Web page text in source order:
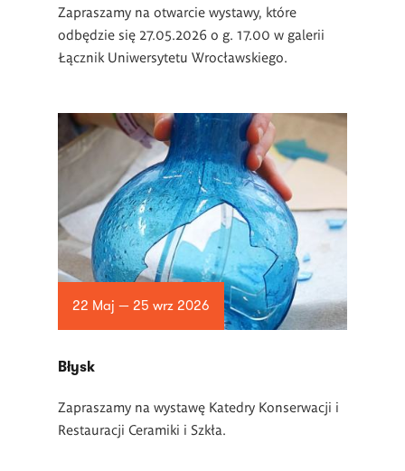
Zapraszamy na otwarcie wystawy, które
odbędzie się 27.05.2026 o g. 17.00 w galerii
Łącznik Uniwersytetu Wrocławskiego.
22 Maj — 25 wrz 2026
Błysk
Zapraszamy na wystawę Katedry Konserwacji i
Restauracji Ceramiki i Szkła.